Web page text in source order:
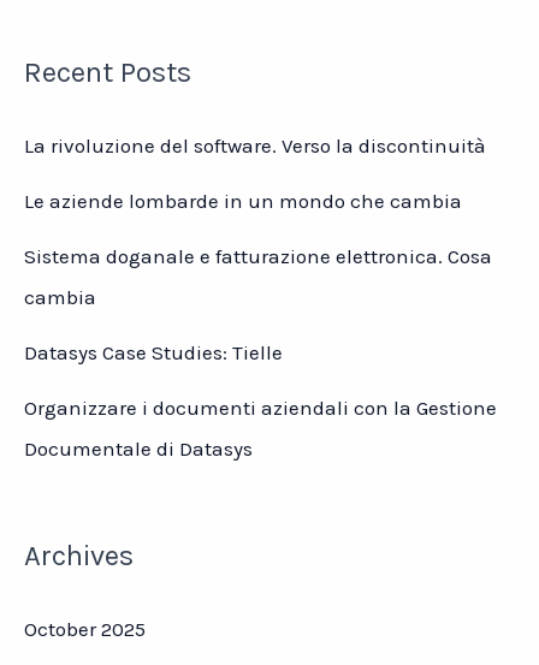
Recent Posts
La rivoluzione del software. Verso la discontinuità
Le aziende lombarde in un mondo che cambia
Sistema doganale e fatturazione elettronica. Cosa
cambia
Datasys Case Studies: Tielle
Organizzare i documenti aziendali con la Gestione
Documentale di Datasys
Archives
October 2025